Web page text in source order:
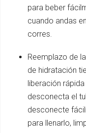
para beber
cuando andas
corres.
Reemplazo de
de hidratación
liberación
desconecta el
desconecte
para llenarlo,